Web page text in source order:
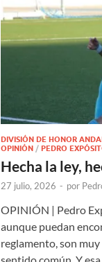
DIVISIÓN DE HONOR
OPINIÓN /PEDRO
Hecha la ley,
27 julio, 2026 - por
OPINIÓN | Pedro
aunque puedan
reglamento, son
sentido común. Y